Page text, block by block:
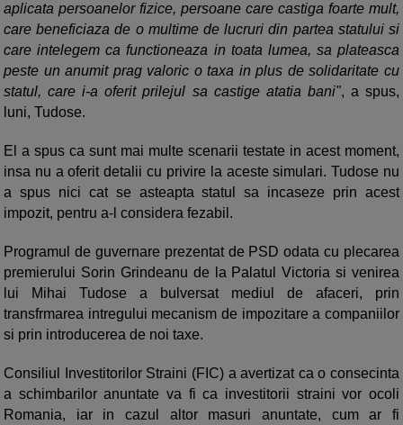
aplicata persoanelor fizice, persoane care castiga foarte mult,
care beneficiaza de o multime de lucruri din partea statului si
care intelegem ca functioneaza in toata lumea, sa plateasca
peste un anumit prag valoric o taxa in plus de solidaritate cu
statul, care i-a oferit prilejul sa castige atatia bani", a spus,
luni, Tudose.
El a spus ca sunt mai multe scenarii testate in acest moment,
insa nu a oferit detalii cu privire la aceste simulari. Tudose nu
a spus nici cat se asteapta statul sa incaseze prin acest
impozit, pentru a-l considera fezabil.
Programul de guvernare prezentat de PSD odata cu plecarea
premierului Sorin Grindeanu de la Palatul Victoria si venirea
lui Mihai Tudose a bulversat mediul de afaceri, prin
transfrmarea intregului mecanism de impozitare a companiilor
si prin introducerea de noi taxe.
Consiliul Investitorilor Straini (FIC) a avertizat ca o consecinta
a schimbarilor anuntate va fi ca investitorii straini vor ocoli
Romania, iar in cazul altor masuri anuntate, cum ar fi